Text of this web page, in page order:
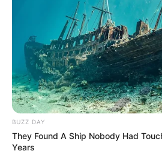
BUZZ DAY
They Found A Ship Nobody Had
Years